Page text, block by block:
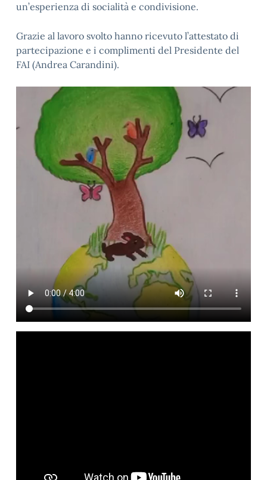
un’esperienza di socialità e condivisione.
Grazie al lavoro svolto hanno ricevuto l’attestato di
partecipazione e i complimenti del Presidente del
FAI (Andrea Carandini).